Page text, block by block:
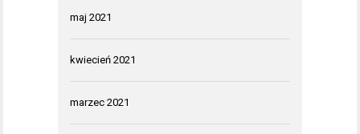
maj 2021
kwiecień 2021
marzec 2021